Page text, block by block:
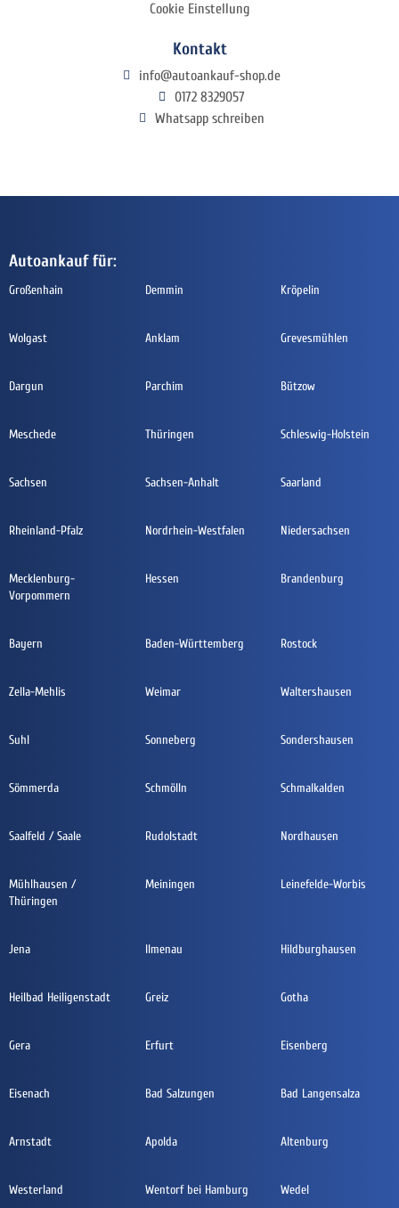
Cookie Einstellung
Kontakt
info@autoankauf-shop.de
0172 8329057
Whatsapp schreiben
Autoankauf für:
Großenhain Demmin Kröpelin
Wolgast Anklam Grevesmühlen
Dargun Parchim Bützow
Meschede Thüringen Schleswig-Holstein
Sachsen Sachsen-Anhalt Saarland
Rheinland-Pfalz Nordrhein-Westfalen Niedersachsen
Mecklenburg-
Vorpommern
Hessen Brandenburg
Bayern Baden-Württemberg Rostock
Zella-Mehlis Weimar Waltershausen
Suhl Sonneberg Sondershausen
Sömmerda Schmölln Schmalkalden
Saalfeld / Saale Rudolstadt Nordhausen
Mühlhausen /
Thüringen
Meiningen Leinefelde-Worbis
Jena Ilmenau Hildburghausen
Heilbad Heiligenstadt Greiz Gotha
Gera Erfurt Eisenberg
Eisenach Bad Salzungen Bad Langensalza
Arnstadt Apolda Altenburg
Westerland Wentorf bei Hamburg Wedel